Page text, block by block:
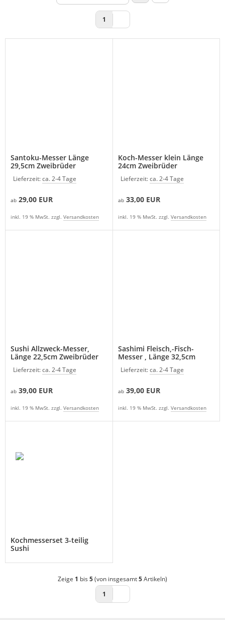
1
Santoku-Messer Länge
29,5cm Zweibrüder
Lieferzeit:ca. 2-4 Tage
ab 29,00 EUR
inkl. 19 % MwSt. zzgl. Versandkosten
Koch-Messer klein Länge
24cm Zweibrüder
Lieferzeit:ca. 2-4 Tage
ab 33,00 EUR
inkl. 19 % MwSt. zzgl. Versandkosten
Sushi Allzweck-Messer,
Länge 22,5cm Zweibrüder
Lieferzeit:ca. 2-4 Tage
ab 39,00 EUR
inkl. 19 % MwSt. zzgl. Versandkosten
Sashimi Fleisch,-Fisch-
Messer , Länge 32,5cm
Lieferzeit:ca. 2-4 Tage
ab 39,00 EUR
inkl. 19 % MwSt. zzgl. Versandkosten
Kochmesserset 3-teilig
Sushi
Zeige 1 bis 5(von insgesamt5Artikeln)
1